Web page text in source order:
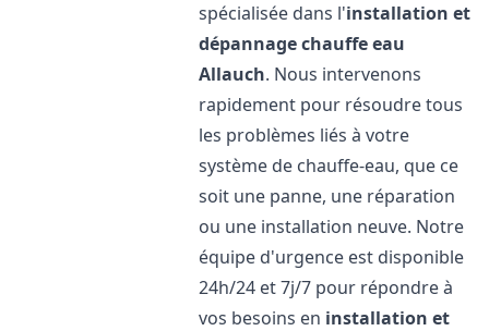
spécialisée dans l'installation et
dépannage chauffe eau
Allauch. Nous intervenons
rapidement pour résoudre tous
les problèmes liés à votre
système de chauffe-eau, que ce
soit une panne, une réparation
ou une installation neuve. Notre
équipe d'urgence est disponible
24h/24 et 7j/7 pour répondre à
vos besoins en installation et